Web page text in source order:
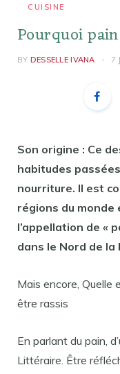
CUISINE
Pourquoi
BY DESSELLE IVANA 7
Son origine : Ce
habitudes
nourriture. Il est
régions du monde
l’appellation de «
dans le Nord de la
Mais encore, Quelle
être rassis
En parlant du pain,
Littéraire. Être